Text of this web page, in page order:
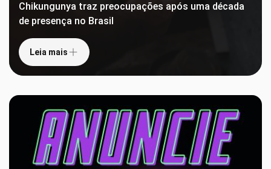
Chikungunya traz preocupações após uma década
de presença no Brasil
Leia mais